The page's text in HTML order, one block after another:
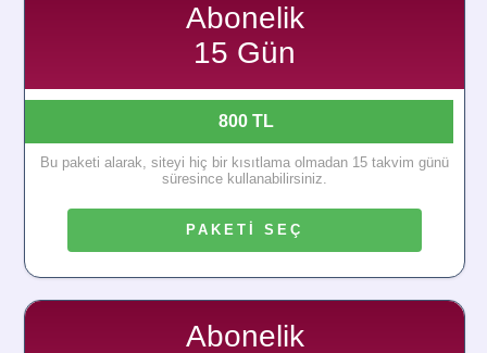
Abonelik
15 Gün
800 TL
Bu paketi alarak, siteyi hiç bir kısıtlama olmadan 15 takvim günü
süresince kullanabilirsiniz.
PAKETİ SEÇ
Abonelik